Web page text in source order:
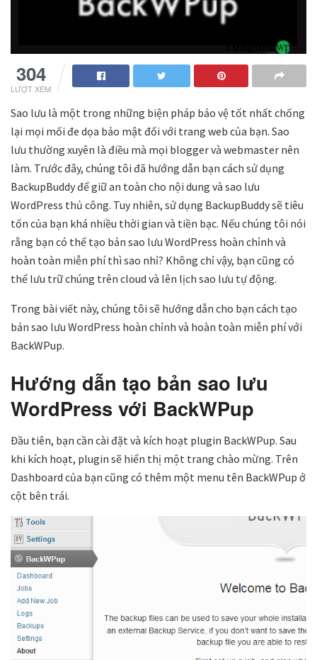
304
LƯỢT XEM
Sao lưu là một trong những biện pháp bảo vệ tốt nhất chống
lại mọi mối đe dọa bảo mật đối với trang web của bạn. Sao
lưu thường xuyên là điều mà mọi blogger và webmaster nên
làm. Trước đây, chúng tôi đã hướng dẫn bạn cách sử dụng
BackupBuddy để giữ an toàn cho nội dung và sao lưu
WordPress thủ công. Tuy nhiên, sử dụng BackupBuddy sẽ tiêu
tốn của bạn khá nhiều thời gian và tiền bạc. Nếu chúng tôi nói
rằng bạn có thể tạo bản sao lưu WordPress hoàn chỉnh và
hoàn toàn miễn phí thì sao nhỉ? Không chỉ vậy, bạn cũng có
thể lưu trữ chúng trên cloud và lên lịch sao lưu tự động.
Trong bài viết này, chúng tôi sẽ hướng dẫn cho bạn cách tạo
bản sao lưu WordPress hoàn chỉnh và hoàn toàn miễn phí với
BackWPup.
Hướng dẫn tạo bản sao lưu
WordPress với BackWPup
Đầu tiên, bạn cần cài đặt và kích hoạt plugin BackWPup. Sau
khi kích hoạt, plugin sẽ hiển thị một trang chào mừng. Trên
Dashboard của bạn cũng có thêm một menu tên BackWPup ở
cột bên trái.